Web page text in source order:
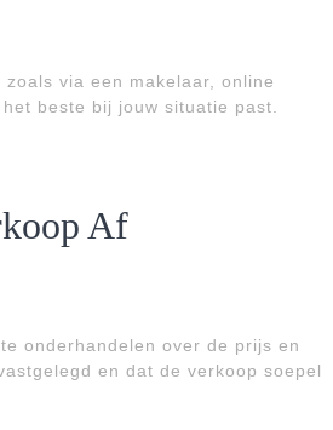
via een makelaar, online
beste bij jouw situatie past.
Af
onderhandelen over de prijs en
en dat de verkoop soepel